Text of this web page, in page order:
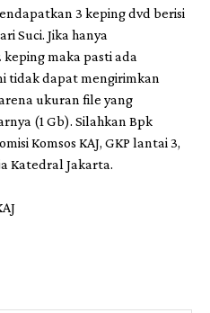
3 keping dvd berisi
Suci. Jika hanya
maka pasti ada
tidak dapat mengirimkan
ukuran file yang
(1 Gb). Silahkan Bpk
Komsos KAJ, GKP lantai 3,
Katedral Jakarta.